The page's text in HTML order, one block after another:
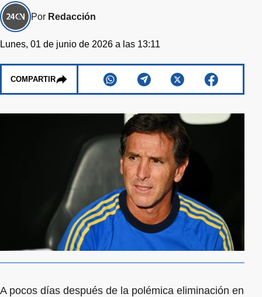
Por Redacción
Lunes, 01 de junio de 2026 a las 13:11
COMPARTIR
A pocos días después de la polémica eliminación en